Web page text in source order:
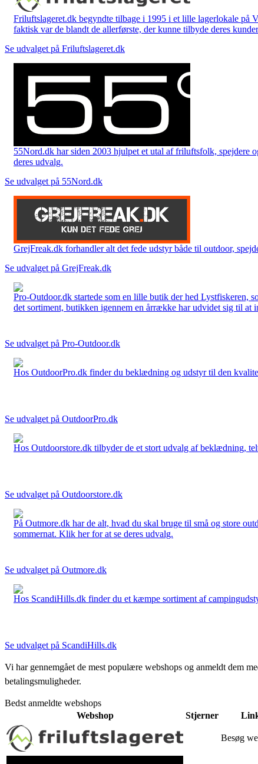
Friluftslageret.dk begyndte tilbage i 1995 i et lille lagerlokale på
faktisk var de blandt de allerførste, der kunne tilbyde deres
Se udvalget på Friluftslageret.dk
55Nord.dk har siden 2003 hjulpet et utal af friluftsfolk, spejdere
deres udvalg.
Se udvalget på 55Nord.dk
GrejFreak.dk forhandler alt det fede udstyr både til outdoor,
Se udvalget på GrejFreak.dk
Pro-Outdoor.dk startede som en lille butik der hed Lystfiskeren,
det sortiment, butikken igennem en årrække har udvidet sig til at
Se udvalget på Pro-Outdoor.dk
Hos OutdoorPro.dk finder du beklædning og udstyr til den
Se udvalget på OutdoorPro.dk
Hos Outdoorstore.dk tilbyder de et stort udvalg af beklædning,
Se udvalget på Outdoorstore.dk
På Outmore.dk har de alt, hvad du skal bruge til små og store
sommernat. Klik her for at se deres udvalg.
Se udvalget på Outmore.dk
Hos ScandiHills.dk finder du et kæmpe sortiment af
Se udvalget på ScandiHills.dk
Vi har gennemgået de mest populære webshops og anmeldt dem
betalingsmuligheder.
Bedst anmeldte webshops
Webshop
Stjerner
Besøg